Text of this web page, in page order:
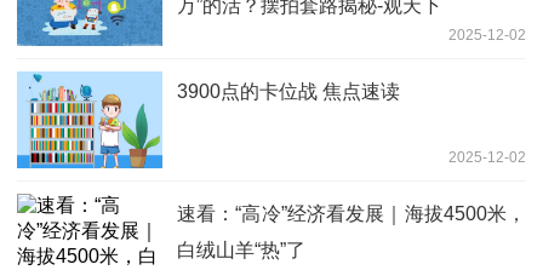
万”的活？摆拍套路揭秘-观天下
2025-12-02
3900点的卡位战 焦点速读
2025-12-02
速看：“高冷”经济看发展｜海拔4500米，
白绒山羊“热”了